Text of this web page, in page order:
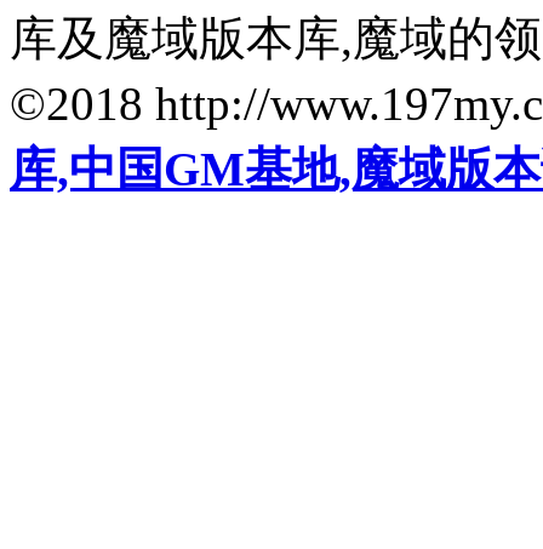
库及魔域版本库,魔域的
©2018 http://
库,中国GM基地,魔域版